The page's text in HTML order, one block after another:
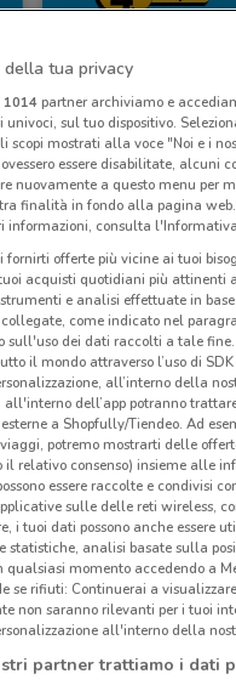
-1
McDonald's
Scade domani 1.4
Autogrill
Scade il 06/09
della tua privacy
1014partner archiviamo e
sul tuo dispositivo.
scopi mostrati alla voce "Noi e i
essere disabilitate, alcuni
nuovamente a questo menu per
finalità in fondo alla pagina
informazioni, consulta
fornirti offerte più vicine ai tuoi
acquisti quotidiani più attinenti
e analisi effettuate in
come indicato nel
sull'uso dei dati raccolti a tale
il mondo attraverso l’uso di
all’interno della
all'interno dell’app potranno
a Shopfully/Tiendeo. Ad
potremo mostrarti delle
il relativo consenso) insieme alle
essere raccolte e condivisi
sulle delle reti wireless,
i tuoi dati possono anche essere
statistiche, analisi basate sulla
qualsiasi momento accedendo a
se rifiuti: Continuerai a
non saranno rilevanti per i tuoi
all'interno della
partner trattiamo i dati